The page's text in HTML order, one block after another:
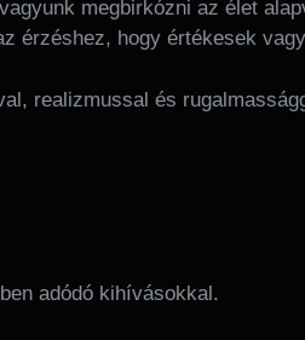
megbirkózni az élet
érzéshez, hogy értékesek
realizmussal és
adódó kihívásokkal.